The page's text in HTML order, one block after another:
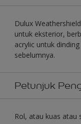
Dulux
untuk eksterior,
acrylic untuk
sebelumnya.
Petunjuk
Rol, atau kuas atau